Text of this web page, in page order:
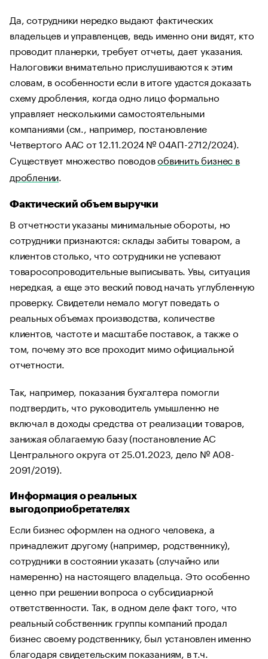
Да, сотрудники нередко выдают фактических
владельцев и управленцев, ведь именно они видят, кто
проводит планерки, требует отчеты, дает указания.
Налоговики внимательно прислушиваются к этим
словам, в особенности если в итоге удастся доказать
схему дробления, когда одно лицо формально
управляет несколькими самостоятельными
компаниями (см., например, постановление
Четвертого ААС от 12.11.2024 № 04АП-2712/2024).
Существует множество поводовобвинить бизнес в
дроблении.
Фактический объем выручки
В отчетности указаны минимальные обороты, но
сотрудники признаются: склады забиты товаром, а
клиентов столько, что сотрудники не успевают
товаросопроводительные выписывать. Увы, ситуация
нередкая, а еще это веский повод начать углубленную
проверку. Свидетели немало могут поведать о
реальных объемах производства, количестве
клиентов, частоте и масштабе поставок, а также о
том, почему это все проходит мимо официальной
отчетности.
Так, например, показания бухгалтера помогли
подтвердить, что руководитель умышленно не
включал в доходы средства от реализации товаров,
занижая облагаемую базу (постановление АС
Центрального округа от 25.01.2023, дело № А08-
2091/2019).
Информация о реальных
выгодоприобретателях
Если бизнес оформлен на одного человека, а
принадлежит другому (например, родственнику),
сотрудники в состоянии указать (случайно или
намеренно) на настоящего владельца. Это особенно
ценно при решении вопроса о субсидиарной
ответственности. Так, в одном деле факт того, что
реальный собственник группы компаний продал
бизнес своему родственнику, был установлен именно
благодаря свидетельским показаниям, в т.ч.